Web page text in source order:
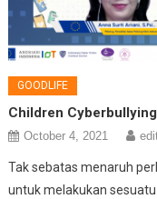
GOODLIFE
Children
October 4, 2021
Tak sebatas menaruh
untuk melakukan